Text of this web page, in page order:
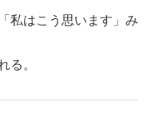
私はこう思います」み
る。